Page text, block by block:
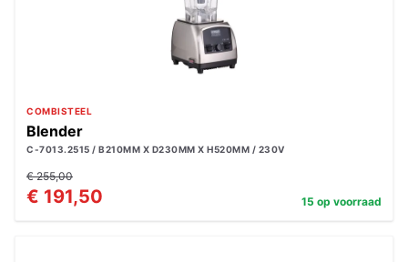
COMBISTEEL
Blender
C-7013.2515 / B210MM X D230MM X H520MM / 230V
€ 255,00
€ 191,50 15 op voorraad